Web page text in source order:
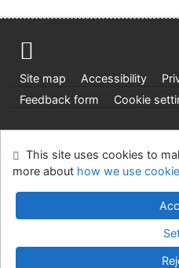
Site map Accessibility
Feedback form
Cookie
©1993-2026IPACv.4.8.63a
This site uses cookies to
more about how we use